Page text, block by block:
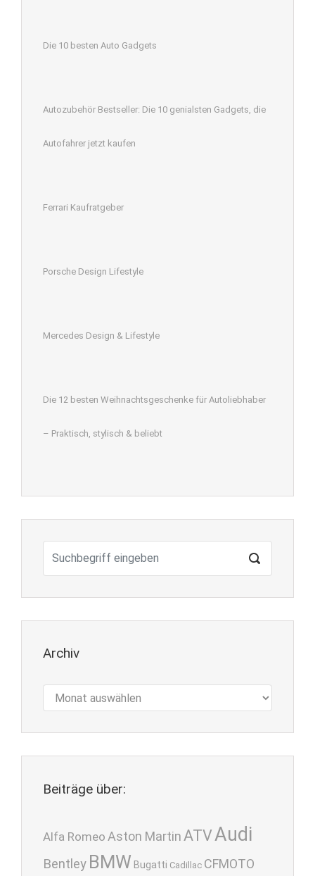
Die 10 besten Auto Gadgets
Autozubehör Bestseller: Die 10 genialsten Gadgets, die
Autofahrer jetzt kaufen
Ferrari Kaufratgeber
Porsche Design Lifestyle
Mercedes Design & Lifestyle
Die 12 besten Weihnachtsgeschenke für Autoliebhaber
– Praktisch, stylisch & beliebt
Archiv
Beiträge über:
Alfa Romeo Aston Martin ATVAudi
Bentley BMW Bugatti Cadillac CFMOTO